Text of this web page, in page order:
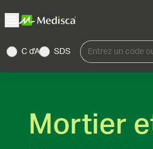
C d'A SDS Entrez un code
Mortier